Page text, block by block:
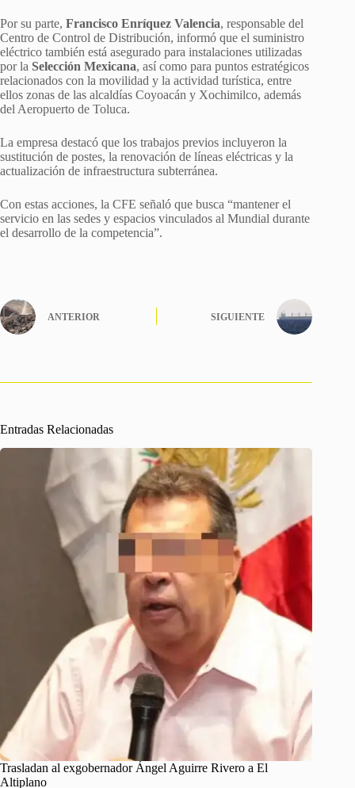
Por su parte, Francisco Enríquez Valencia, responsable del
Centro de Control de Distribución, informó que el suministro
eléctrico también está asegurado para instalaciones utilizadas
por la Selección Mexicana, así como para puntos estratégicos
relacionados con la movilidad y la actividad turística, entre
ellos zonas de las alcaldías Coyoacán y Xochimilco, además
del Aeropuerto de Toluca.
La empresa destacó que los trabajos previos incluyeron la
sustitución de postes, la renovación de líneas eléctricas y la
actualización de infraestructura subterránea.
Con estas acciones, la CFE señaló que busca “mantener el
servicio en las sedes y espacios vinculados al Mundial durante
el desarrollo de la competencia”.
ANTERIOR SIGUIENTE
Entradas Relacionadas
Trasladan al exgobernador Ángel Aguirre Rivero a El
Altiplano